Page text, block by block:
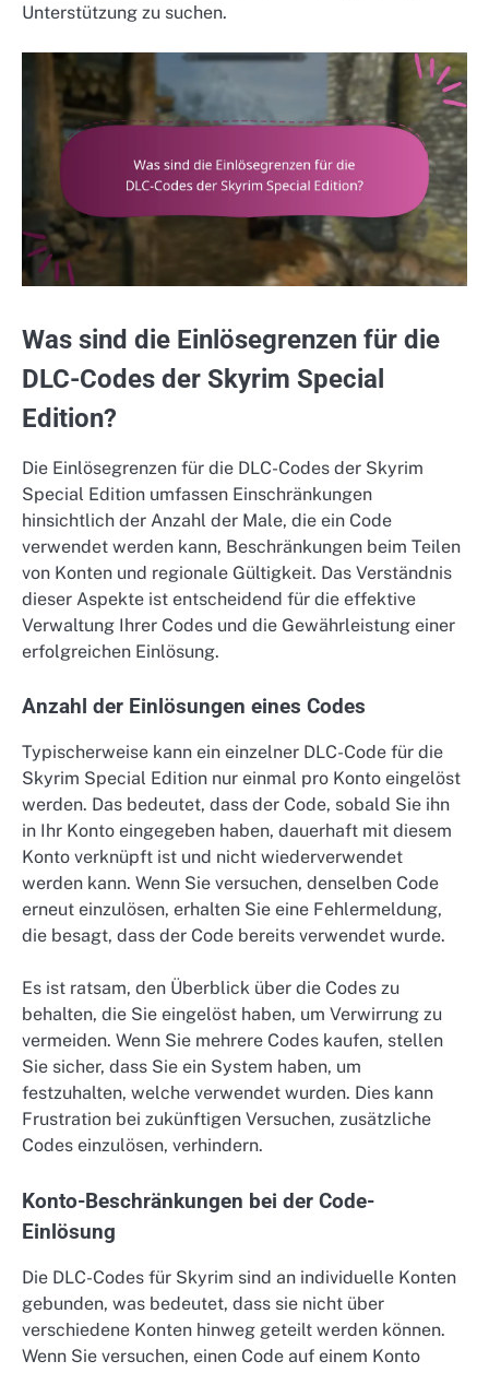
Unterstützung zu suchen.
Was sind die Einlösegrenzen für die
DLC-Codes der Skyrim Special
Edition?
Die Einlösegrenzen für die DLC-Codes der Skyrim
Special Edition umfassen Einschränkungen
hinsichtlich der Anzahl der Male, die ein Code
verwendet werden kann, Beschränkungen beim Teilen
von Konten und regionale Gültigkeit. Das Verständnis
dieser Aspekte ist entscheidend für die effektive
Verwaltung Ihrer Codes und die Gewährleistung einer
erfolgreichen Einlösung.
Anzahl der Einlösungen eines Codes
Typischerweise kann ein einzelner DLC-Code für die
Skyrim Special Edition nur einmal pro Konto eingelöst
werden. Das bedeutet, dass der Code, sobald Sie ihn
in Ihr Konto eingegeben haben, dauerhaft mit diesem
Konto verknüpft ist und nicht wiederverwendet
werden kann. Wenn Sie versuchen, denselben Code
erneut einzulösen, erhalten Sie eine Fehlermeldung,
die besagt, dass der Code bereits verwendet wurde.
Es ist ratsam, den Überblick über die Codes zu
behalten, die Sie eingelöst haben, um Verwirrung zu
vermeiden. Wenn Sie mehrere Codes kaufen, stellen
Sie sicher, dass Sie ein System haben, um
festzuhalten, welche verwendet wurden. Dies kann
Frustration bei zukünftigen Versuchen, zusätzliche
Codes einzulösen, verhindern.
Konto-Beschränkungen bei der Code-
Einlösung
Die DLC-Codes für Skyrim sind an individuelle Konten
gebunden, was bedeutet, dass sie nicht über
verschiedene Konten hinweg geteilt werden können.
Wenn Sie versuchen, einen Code auf einem Konto